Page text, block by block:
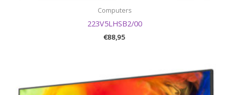
Computers
223V5LHSB2/00
€88,95